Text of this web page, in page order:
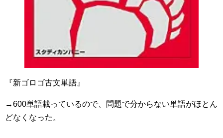
『新ゴロゴ古文単語』
→600単語載っているので、問題で分からない単語がほとん
どなくなった。